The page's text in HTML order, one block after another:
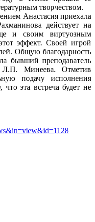
творчеством.
Анастасия приехала
действует на
и своим виртуозным
эффект. Своей игрой
Общую благодарность
бывший преподаватель
Л.П. Минеева. Отметив
подачу исполнения
что эта встреча будет не